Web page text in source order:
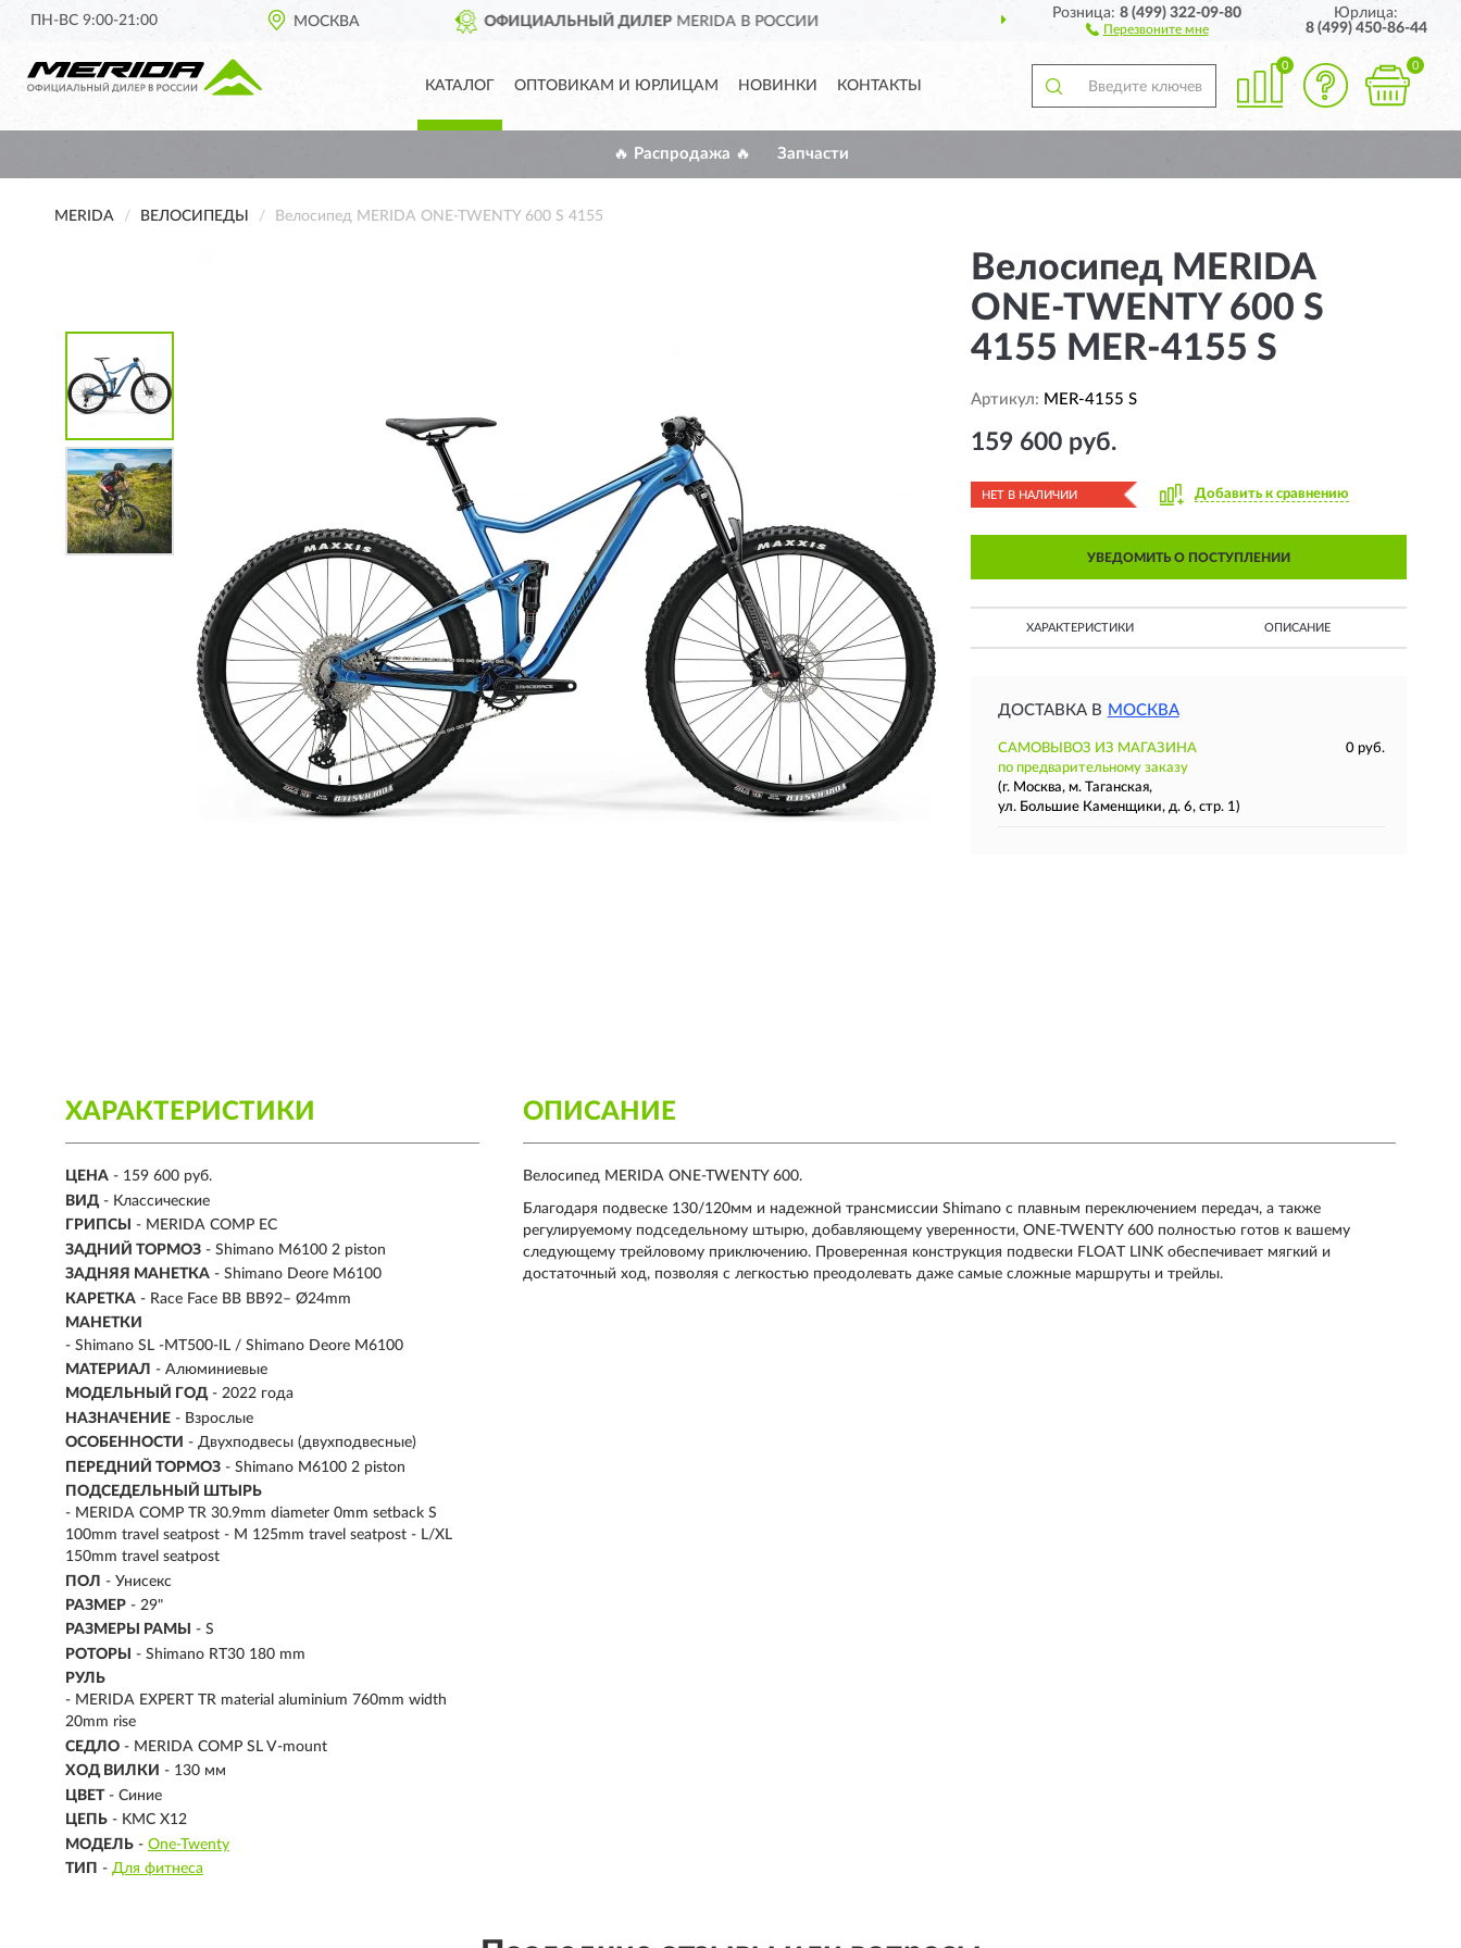
ПН-ВС 9:00-21:00 МОСКВА
ОФИЦИАЛЬНЫЙ ДИЛЕРMERIDA В РОССИИ ДОСТАВИМ ПОЛНЫЙ
Розница:8 (499) 322-09-80
Перезвоните мне
Юрлица:
8 (499) 450-86-44
КАТАЛОГ ОПТОВИКАМ И ЮРЛИЦАМ НОВИНКИ КОНТАКТЫ
0 0
🔥 Распродажа 🔥 Запчасти
MERIDA ВЕЛОСИПЕДЫ Велосипед MERIDA ONE-TWENTY 600 S 4155
Велосипед MERIDA
ONE-TWENTY 600 S
4155 MER-4155 S
Артикул: MER-4155 S
159 600 руб.
НЕТ В НАЛИЧИИ Добавить к сравнению
УВЕДОМИТЬ О ПОСТУПЛЕНИИ
ХАРАКТЕРИСТИКИ ОПИСАНИЕ
ДОСТАВКА В МОСКВА
САМОВЫВОЗ ИЗ МАГАЗИНА
0 руб.
по предварительному заказу
(г. Москва, м. Таганская,
ул. Большие Каменщики, д. 6, стр. 1)
ХАРАКТЕРИСТИКИ
ЦЕНА - 159 600 руб.
ВИД - Классические
ГРИПСЫ
- MERIDA COMP EC
ЗАДНИЙ ТОРМОЗ - Shimano M6100 2 piston
ЗАДНЯЯ МАНЕТКА - Shimano Deore M6100
КАРЕТКА - Race Face BB BB92– Ø24mm
МАНЕТКИ
- Shimano SL -MT500-IL / Shimano Deore M6100
МАТЕРИАЛ - Алюминиевые
МОДЕЛЬНЫЙ ГОД - 2022 года
НАЗНАЧЕНИЕ - Взрослые
ОСОБЕННОСТИ - Двухподвесы (двухподвесные)
ПЕРЕДНИЙ ТОРМОЗ - Shimano M6100 2 piston
ПОДСЕДЕЛЬНЫЙ ШТЫРЬ
- MERIDA COMP TR 30.9mm diameter 0mm setback S
100mm travel seatpost - M 125mm travel seatpost - L/XL
150mm travel seatpost
ПОЛ - Унисекс
РАЗМЕР - 29"
РАЗМЕРЫ РАМЫ
- S
РОТОРЫ
- Shimano RT30 180 mm
РУЛЬ
- MERIDA EXPERT TR material aluminium 760mm width
20mm rise
СЕДЛО - MERIDA COMP SL V-mount
ХОД ВИЛКИ - 130 мм
ЦВЕТ - Синие
ЦЕПЬ - KMC X12
МОДЕЛЬ - One-Twenty
ТИП - Для фитнеса
ОПИСАНИЕ
Велосипед MERIDA ONE-TWENTY 600.
Благодаря подвеске 130/120мм и надежной трансмиссии Shimano с плавным переключением передач, а также
регулируемому подседельному штырю, добавляющему уверенности, ONE-TWENTY 600 полностью готов к вашему
следующему трейловому приключению. Проверенная конструкция подвески FLOAT LINK обеспечивает мягкий и
достаточный ход, позволяя с легкостью преодолевать даже самые сложные маршруты и трейлы.